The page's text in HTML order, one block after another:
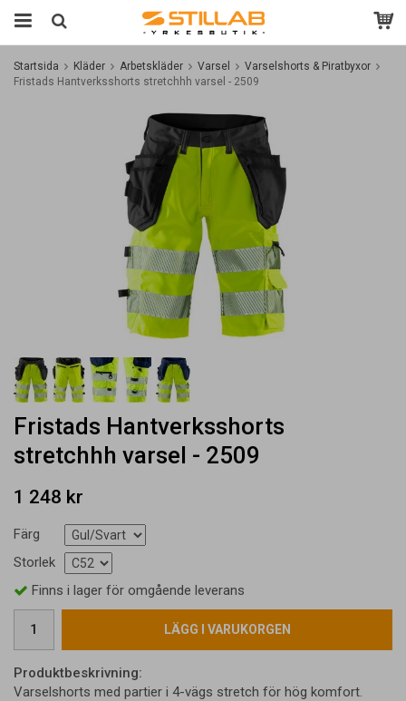
Startsida Kläder Arbetskläder Varsel
Varselshorts & Piratbyxor
Fristads Hantverksshorts stretchhh varsel - 2509
Fristads Hantverksshorts
stretchhh varsel - 2509
1 248 kr
Färg
Storlek
Finns i lager för omgående leverans
LÄGG I VARUKORGEN
Produktbeskrivning:
Varselshorts med partier i 4-vägs stretch för hög komfort.